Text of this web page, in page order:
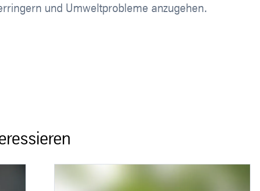
und Umweltprobleme anzugehen.